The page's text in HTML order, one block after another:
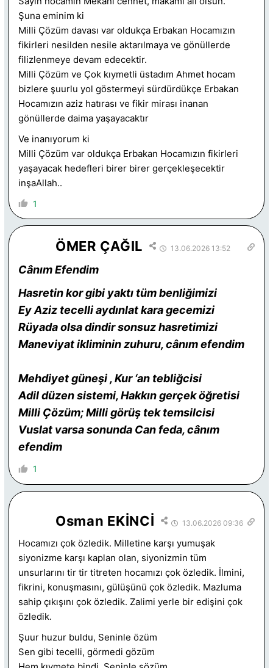
Şuna eminim ki
Milli Çözüm davası var oldukça Erbakan Hocamızın
fikirleri nesilden nesile aktarılmaya ve gönüllerde
filizlenmeye devam edecektir.
Milli Çözüm ve Çok kıymetli üstadım Ahmet hocam
bizlere şuurlu yol göstermeyi sürdürdükçe Erbakan
Hocamızın aziz hatırası ve fikir mirası inanan
gönüllerde daima yaşayacaktır
Ve inanıyorum ki
Milli Çözüm var oldukça Erbakan Hocamızın fikirleri
yaşayacak hedefleri birer birer gerçekleşecektir
inşaAllah..
1
ÖMER ÇAĞIL 13.06.2026 13:52
Cânım Efendim
Hasretin kor gibi yaktı tüm benliğimizi
Ey Aziz tecelli aydınlat kara gecemizi
Rüyada olsa dindir sonsuz hasretimizi
Maneviyat ikliminin zuhuru, cânım efendim
Mehdiyet güneşi , Kur ‘an tebliğcisi
Adil düzen sistemi, Hakkın gerçek öğretisi
Milli Çözüm; Milli görüş tek temsilcisi
Vuslat varsa sonunda Can feda, cânım
efendim
1
Osman EKİNCİ 13.06.2026 09:36
Hocamızı çok özledik. Milletine karşı yumuşak
siyonizme karşı kaplan olan, siyonizmin tüm
unsurlarını tir tir titreten hocamızı çok özledik. İlmini,
fikrini, konuşmasını, gülüşünü çok özledik. Mazluma
sahip çıkışını çok özledik. Zalimi yerle bir edişini çok
özledik.
Şuur huzur buldu, Seninle özüm
Sen gibi tecelli, görmedi gözüm